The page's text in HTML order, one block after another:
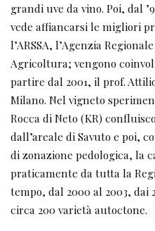
grandi uve da vino. Poi, dal
vede affiancarsi le migliori
l’ARSSA, l’Agenzia
Agricoltura; vengono
partire dal 2001, il prof.
Milano. Nel vigneto
Rocca di Neto (KR)
dall’areale di Savuto e poi,
di zonazione pedologica, la
praticamente da tutta la
tempo, dal 2000 al 2003,
circa 200 varietà autoctone.